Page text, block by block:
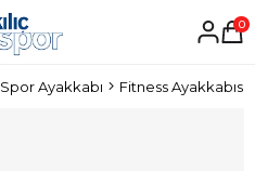
0
Spor Ayakkabı Fitness Ayakkabısı